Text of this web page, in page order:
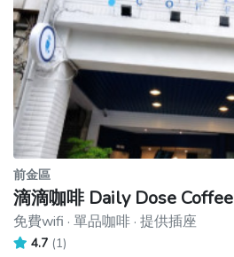
前金區
滴滴咖啡 Daily Dose Coffee
免費wifi · 單品咖啡 · 提供插座
4.7 (1)